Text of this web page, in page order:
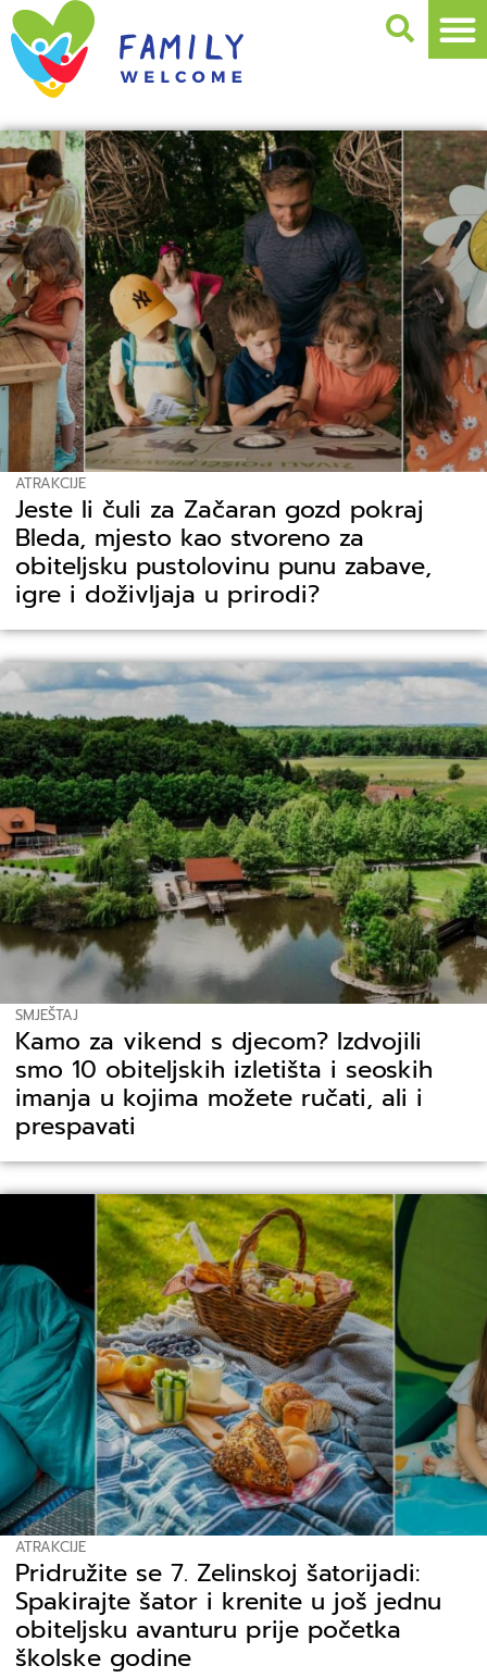
ATRAKCIJE
Jeste li čuli za Začaran gozd pokraj
Bleda, mjesto kao stvoreno za
obiteljsku pustolovinu punu zabave,
igre i doživljaja u prirodi?
SMJEŠTAJ
Kamo za vikend s djecom? Izdvojili
smo 10 obiteljskih izletišta i seoskih
imanja u kojima možete ručati, ali i
prespavati
ATRAKCIJE
Pridružite se 7. Zelinskoj šatorijadi:
Spakirajte šator i krenite u još jednu
obiteljsku avanturu prije početka
školske godine